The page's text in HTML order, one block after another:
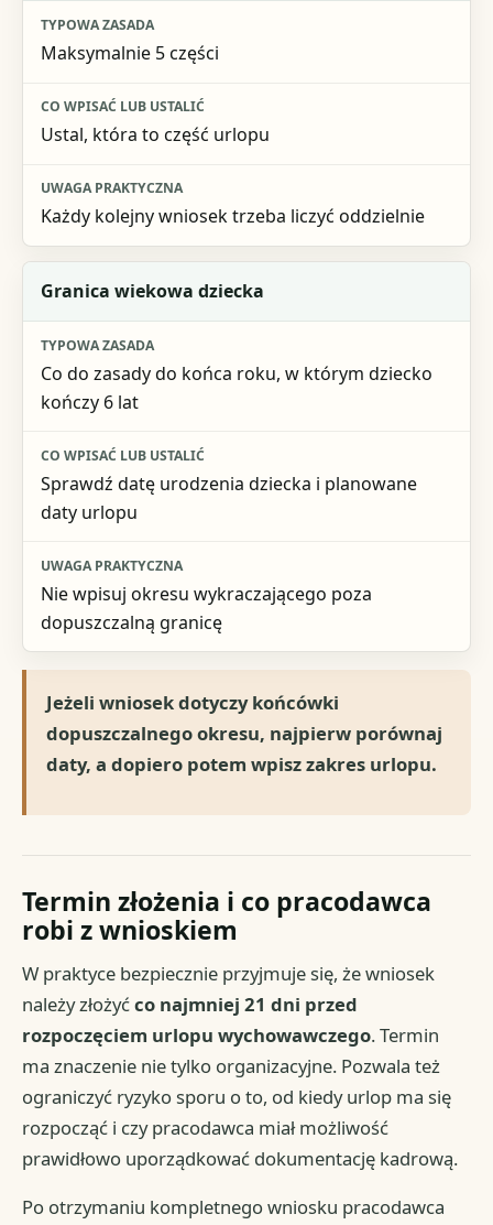
Maksymalnie 5 części
Ustal, która to część urlopu
Każdy kolejny wniosek trzeba liczyć oddzielnie
Granica wiekowa dziecka
Co do zasady do końca roku, w którym dziecko
kończy 6 lat
Sprawdź datę urodzenia dziecka i planowane
daty urlopu
Nie wpisuj okresu wykraczającego poza
dopuszczalną granicę
Jeżeli wniosek dotyczy końcówki
dopuszczalnego okresu, najpierw porównaj
daty, a dopiero potem wpisz zakres urlopu.
Termin złożenia i co pracodawca
robi z wnioskiem
W praktyce bezpiecznie przyjmuje się, że wniosek
należy złożyćco najmniej 21 dni przed
rozpoczęciem urlopu wychowawczego. Termin
ma znaczenie nie tylko organizacyjne. Pozwala też
ograniczyć ryzyko sporu o to, od kiedy urlop ma się
rozpocząć i czy pracodawca miał możliwość
prawidłowo uporządkować dokumentację kadrową.
Po otrzymaniu kompletnego wniosku pracodawca